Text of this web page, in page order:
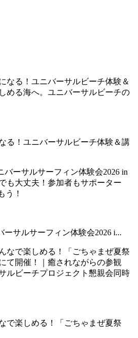
る！ユニバーサルビーチ体験＆講
サルサーフィン体験会2026 i...
で楽しめる！「ごちゃまぜ夏祭